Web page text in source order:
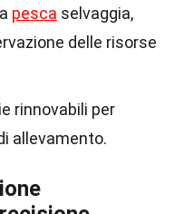
pesca selvaggia,
delle risorse
rinnovabili per
allevamento.